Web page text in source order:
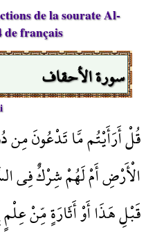
de la sourate Al-
de français
سورة الأحقاف
قُلْ أَرَأَيْتُم مَّا تَدْعُونَ مِن
الْأَرْضِ أَمْ لَهُمْ شِرْكٌ فِي
قَبْلِ هَذَا أَوْ أَثَارَةٍ مِّنْ